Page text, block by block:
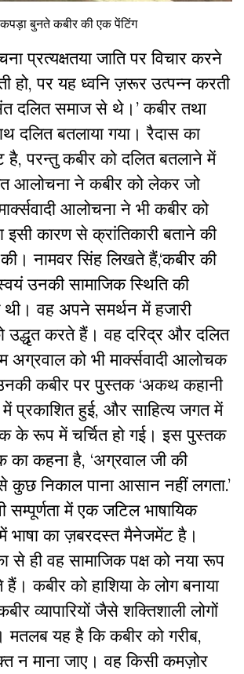
कपड़ा बुनते कबीर की एक पेंटिंग
प्रत्यक्षतया जाति पर विचार करने
हो, पर यह ध्वनि ज़रूर उत्पन्न करती
दलित समाज से थे। ’कबीर तथा
दलित बतलाया गया। रैदास का
है, परन्तु कबीर को दलित बतलाने में
आलोचना ने कबीर को लेकर जो
आलोचना ने भी कबीर को
इसी कारण से क्रांतिकारी बताने की
नामवर सिंह लिखते हैं,‘कबीर की
स्वयं उनकी सामाजिक स्थिति की
थी। वह अपने समर्थन में हजारी
उद्धृत करते हैं। वह दरिद्र और दलित
अग्रवाल को भी मार्क्सवादी आलोचक
कबीर पर पुस्तक ‘अकथ कहानी
प्रकाशित हुई, और साहित्य जगत में
के रूप में चर्चित हो गई। इस पुस्तक
का कहना है, ‘अग्रवाल जी की
कुछ निकाल पाना आसान नहीं लगता.’
में एक जटिल भाषायिक
भाषा का ज़बरदस्त मैनेजमेंट है।
से ही वह सामाजिक पक्ष को नया रूप
कबीर को हाशिया के लोग बनाया
व्यापारियों जैसे शक्तिशाली लोगों
मतलब यह है कि कबीर को गरीब,
न माना जाए। वह किसी कमज़ोर